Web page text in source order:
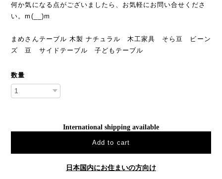
何か気になる点がございましたら、お気軽にお問い合せくださ
い。m(__)m
まめさんテーブル 木製 ナチュラル 木工家具 そら豆 ビーン
ズ 豆 サイドテーブル 子どもテーブル
数量
International shipping available
Add to cart
日本国内にお住まいの方向け